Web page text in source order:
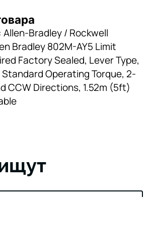
Bradley / Rockwell
Bradley 802M-AY5 Limit
Factory Sealed, Lever Type,
Operating Torque, 2-
CCW Directions, 1.52m (5ft)